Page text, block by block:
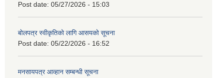
Post date: 05/27/2026 - 15:03
बोलपत्र स्वीकृतिको लागि आसयको सूचना
Post date: 05/22/2026 - 16:52
मनसायपत्र आव्हान सम्बन्धी सूचना